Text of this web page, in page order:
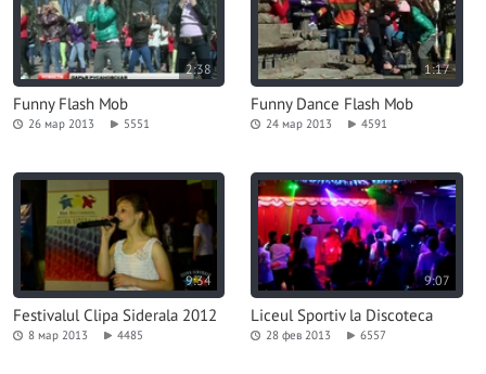
2:38
Funny Flash Mob
26 мар 2013 5551
1:17
Funny Dance Flash Mob
24 мар 2013 4591
9:34
Festivalul Clipa Siderala 2012
8 мар 2013 4485
9:07
Liceul Sportiv la Discoteca
28 фев 2013 6557